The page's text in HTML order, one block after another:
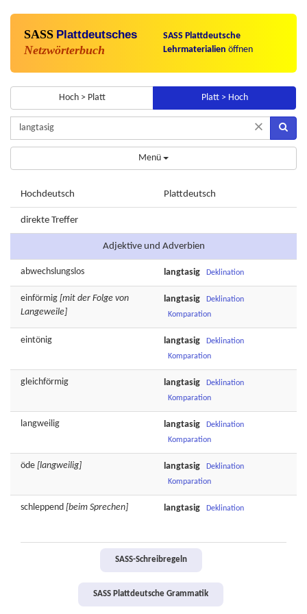
SASS Plattdeutsches
Netzwörterbuch
SASS Plattdeutsche
Lehrmaterialien öffnen
Hoch > Platt Platt > Hoch
×
Menü
Hochdeutsch Plattdeutsch
direkte Treffer
Adjektive und Adverbien
abwechslungslos langtasig Deklination
einförmig [mit der Folge von
Langeweile]
langtasig
Deklination
Komparation
eintönig langtasig
Deklination
Komparation
gleichförmig langtasig
Deklination
Komparation
langweilig langtasig
Deklination
Komparation
öde [langweilig] langtasig
Deklination
Komparation
schleppend [beim Sprechen] langtasig Deklination
SASS-Schreibregeln
SASS Plattdeutsche Grammatik